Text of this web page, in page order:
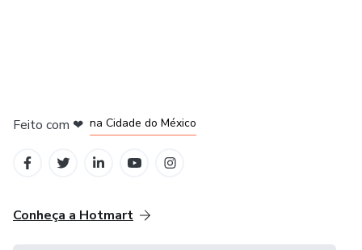
Feito com ❤ na Cidade do México
Conheça a Hotmart